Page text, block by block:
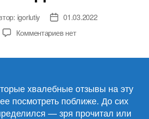
igorlutiy
Дата01.03.2022
Комментариевк
нет
хвалебные отзывы на эту
посмотреть поближе. До сих
— зря прочитал или